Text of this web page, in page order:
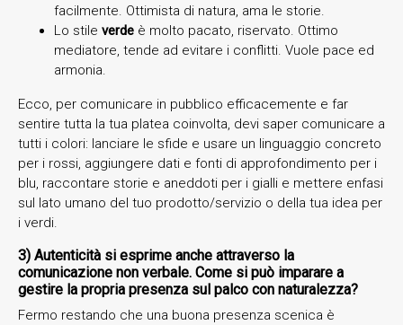
facilmente. Ottimista di natura, ama le storie.
Lo stile verde è molto pacato, riservato. Ottimo
mediatore, tende ad evitare i conflitti. Vuole pace ed
armonia.
Ecco, per comunicare in pubblico efficacemente e far
sentire tutta la tua platea coinvolta, devi saper comunicare a
tutti i colori: lanciare le sfide e usare un linguaggio concreto
per i rossi, aggiungere dati e fonti di approfondimento per i
blu, raccontare storie e aneddoti per i gialli e mettere enfasi
sul lato umano del tuo prodotto/servizio o della tua idea per
i verdi.
3) Autenticità si esprime anche attraverso la
comunicazione non verbale. Come si può imparare a
gestire la propria presenza sul palco con naturalezza?
Fermo restando che una buona presenza scenica è